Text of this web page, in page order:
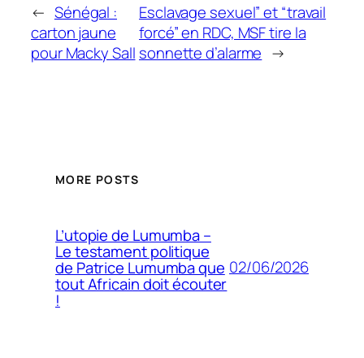
← Sénégal :
carton jaune
pour Macky Sall
Esclavage sexuel” et “travail
forcé” en RDC, MSF tire la
sonnette d’alarme →
MORE POSTS
L’utopie de Lumumba –
Le testament politique
de Patrice Lumumba que
tout Africain doit écouter
!
02/06/2026